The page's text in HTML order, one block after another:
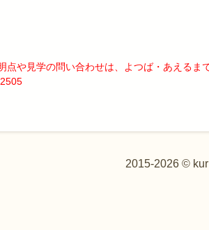
点や見学の問い合わせは、よつば・あえるま
2015-2026 ©